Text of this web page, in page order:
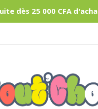
dès 25 000 CFA